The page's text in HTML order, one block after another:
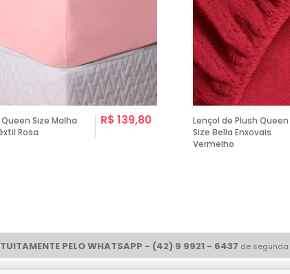
Size Malha
Rosa
R$ 139,80
Lençol de Plush Queen
Size Bella Enxovais
Vermelho
PELO WHATSAPP - (42) 9 9921 - 6437 de segunda